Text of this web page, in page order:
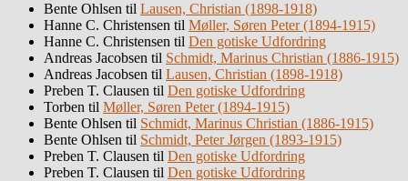
Bente Ohlsen til Lausen, Christian (1898-1918)
Hanne C. Christensen til Møller, Søren Peter (1894-1915)
Hanne C. Christensen til Den gotiske Udfordring
Andreas Jacobsen til Schmidt, Marinus Christian (1886-1915)
Andreas Jacobsen til Lausen, Christian (1898-1918)
Preben T. Clausen til Den gotiske Udfordring
Torben til Møller, Søren Peter (1894-1915)
Bente Ohlsen til Schmidt, Marinus Christian (1886-1915)
Bente Ohlsen til Schmidt, Peter Jørgen (1893-1915)
Preben T. Clausen til Den gotiske Udfordring
Preben T. Clausen til Den gotiske Udfordring